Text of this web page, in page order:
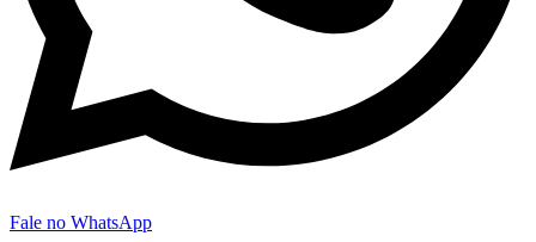
Fale no WhatsApp